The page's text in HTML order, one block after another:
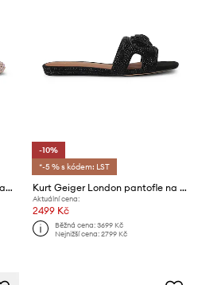
Kurt Geiger London baleríny Wavy Mayfair Ballet Flat
-10%
*-5 % s kódem: LST
Kurt Geiger London pantofle na plochém podpatku dámské Eagle Cut Out Flat Sdl
Aktuální cena:
2499 Kč
Běžná cena:3699 Kč
Nejnižší cena:2799 Kč